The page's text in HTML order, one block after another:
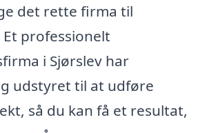
det rette firma til
professionelt
i Sjørslev har
udstyret til at udføre
så du kan få et resultat,